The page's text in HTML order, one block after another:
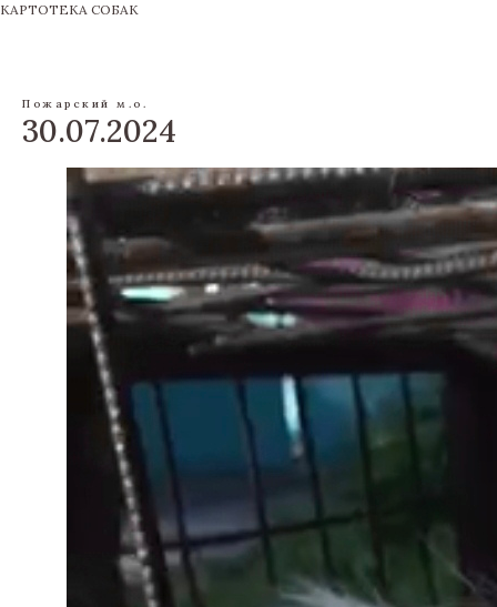
КАРТОТЕКА СОБАК
Пожарский м.о.
30.07.2024